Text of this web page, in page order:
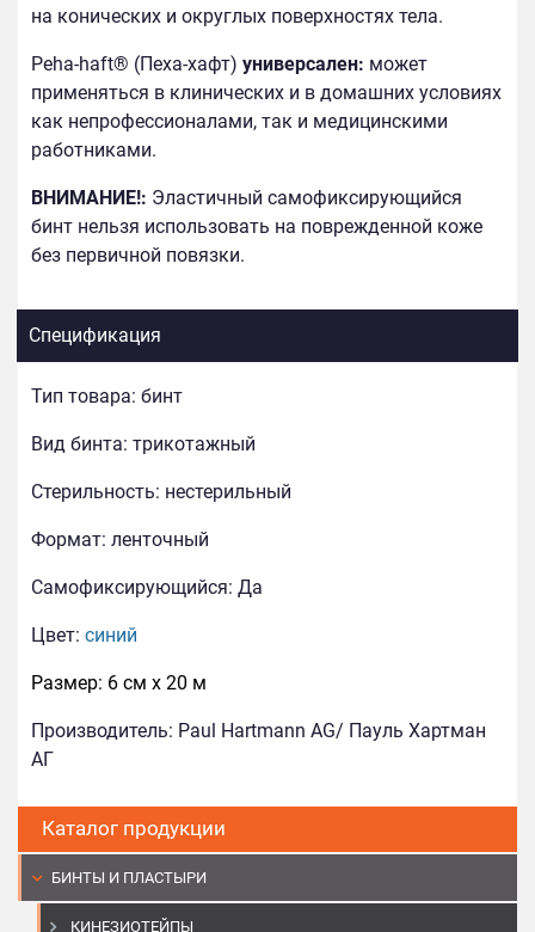
Каталог продукции
БИНТЫ И ПЛАСТЫРИ
КИНЕЗИОТЕЙПЫ
на конических и округлых поверхностях тела.
Peha-haft® (Пеха-хафт) универсален: может
применяться в клинических и в домашних условиях
как непрофессионалами, так и медицинскими
работниками.
ВНИМАНИЕ!: Эластичный самофиксирующийся
бинт нельзя использовать на поврежденной коже
без первичной повязки.
Спецификация
Тип товара: бинт
Вид бинта: трикотажный
Стерильность: нестерильный
Формат: ленточный
Самофиксирующийся: Да
Цвет: синий
Размер: 6 см х 20 м
Производитель: Paul Hartmann AG/ Пауль Хартман
АГ